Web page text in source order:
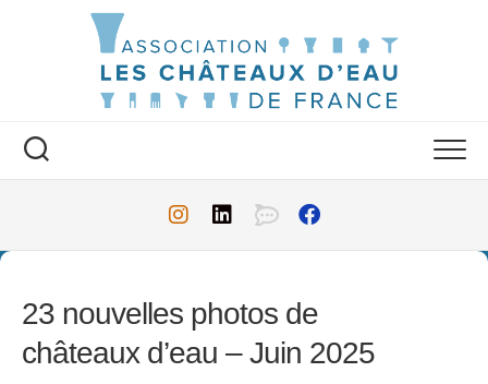
23 nouvelles photos de
châteaux d’eau – Juin 2025